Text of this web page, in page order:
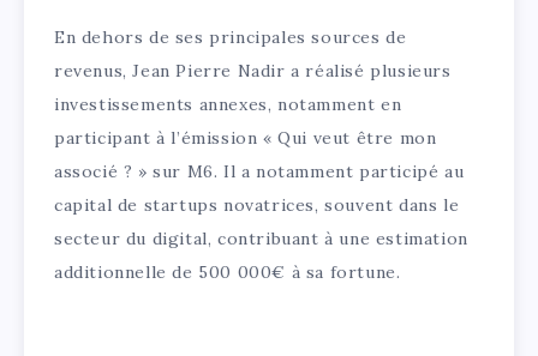
En dehors de ses principales sources de
revenus, Jean Pierre Nadir a réalisé plusieurs
investissements annexes, notamment en
participant à l’émission « Qui veut être mon
associé ? » sur M6. Il a notamment participé au
capital de startups novatrices, souvent dans le
secteur du digital, contribuant à une estimation
additionnelle de 500 000€ à sa fortune.